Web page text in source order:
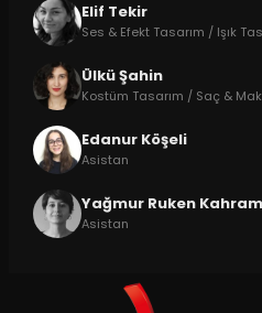
Elif Tekir
Ses & Efekt Tasarım / Işık
Ülkü Şahin
Kostüm Tasarım / Saç &
Edanur Köşeli
Asistan
Yağmur Ruken
Asistan